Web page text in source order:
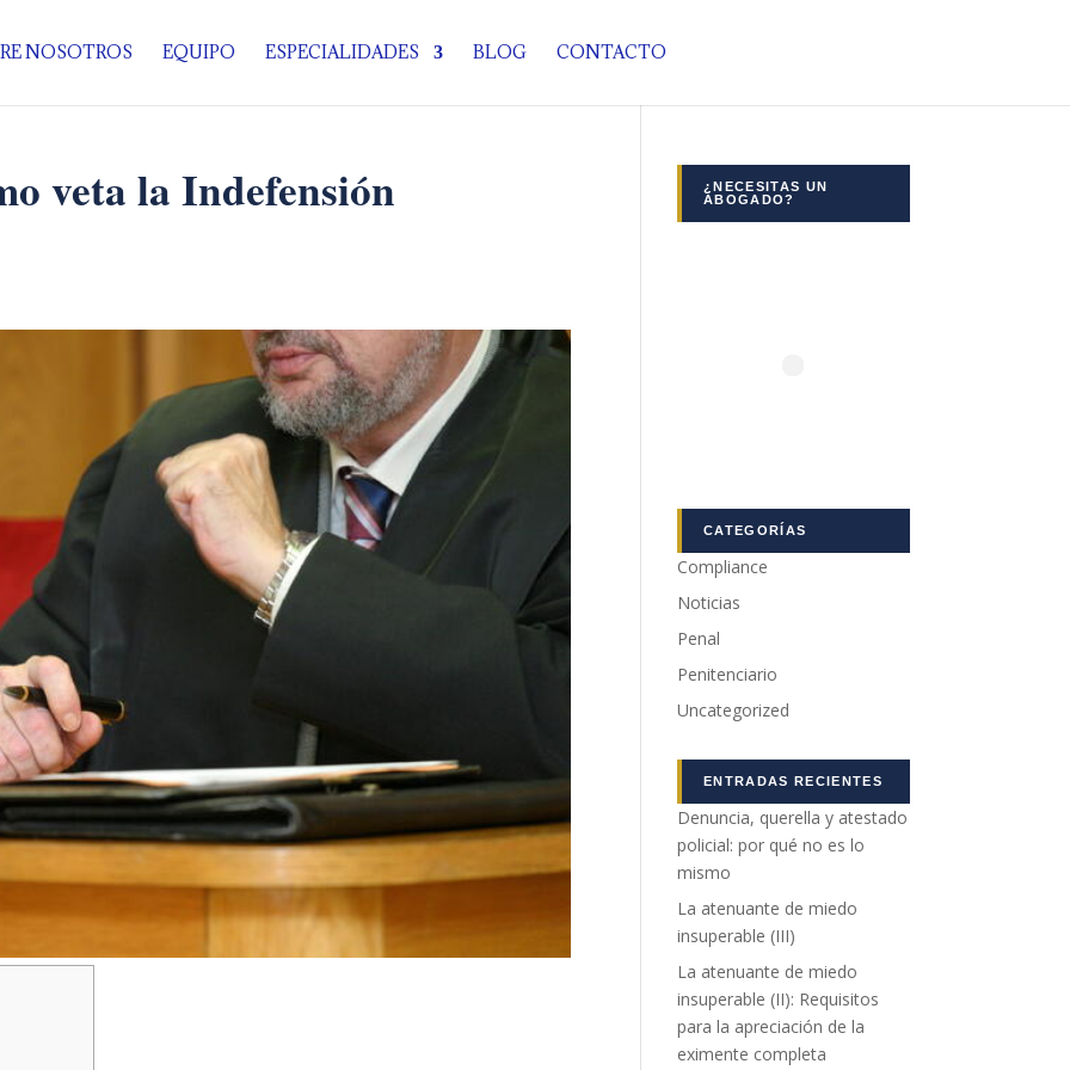
NOSOTROS EQUIPO ESPECIALIDADES BLOG CONTACTO
veta la Indefensión
¿NECESITAS UN
ABOGADO?
CATEGORÍAS
Compliance
Noticias
Penal
Penitenciario
Uncategorized
ENTRADAS RECIENTES
Denuncia, querella y atestado
policial: por qué no es lo
mismo
La atenuante de miedo
insuperable (III)
La atenuante de miedo
insuperable (II): Requisitos
para la apreciación de la
eximente completa